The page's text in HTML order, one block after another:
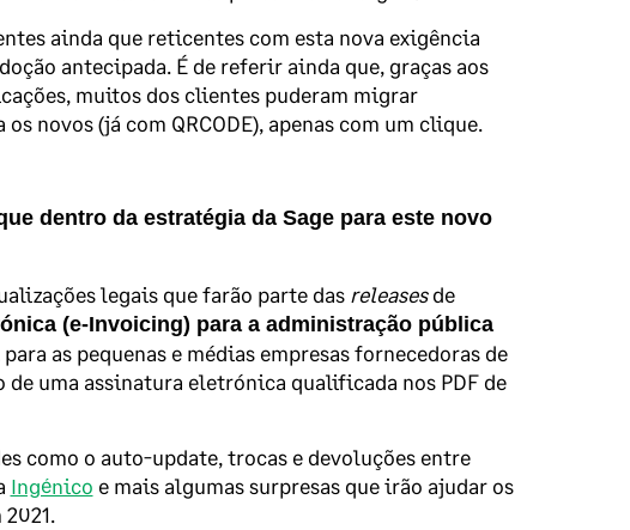
ainda que reticentes com esta nova exigência
antecipada. É de referir ainda que, graças aos
muitos dos clientes puderam migrar
novos (já com QRCODE), apenas com um clique.
dentro da estratégia da Sage para este novo
legais que farão parte das releasesde
(e-Invoicing) para a administração pública
as pequenas e médias empresas fornecedoras de
uma assinatura eletrónica qualificada nos PDF de
como o auto-update, trocas e devoluções entre
Ingénico e mais algumas surpresas que irão ajudar os